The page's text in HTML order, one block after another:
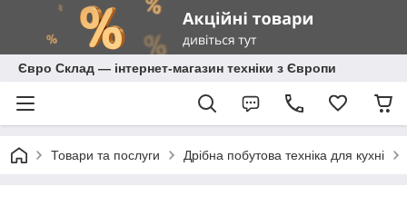
Євро Склад — інтернет-магазин техніки з Європи
Товари та послуги Дрібна побутова техніка для кухні